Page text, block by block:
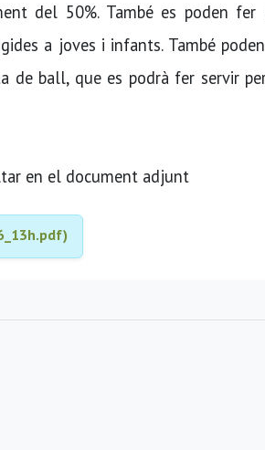
del 50%. També es poden fer
a joves i infants. També
de ball, que es podrà fer servir
en el document adjunt